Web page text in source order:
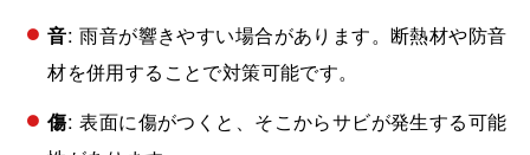
音: 雨音が響きやすい場合があります。断熱材や防音
材を併用することで対策可能です。
傷: 表面に傷がつくと、そこからサビが発生する可能